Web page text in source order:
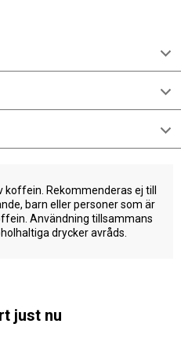
koffein. Rekommenderas ej till
barn eller personer som är
Användning tillsammans
drycker avråds.
just nu